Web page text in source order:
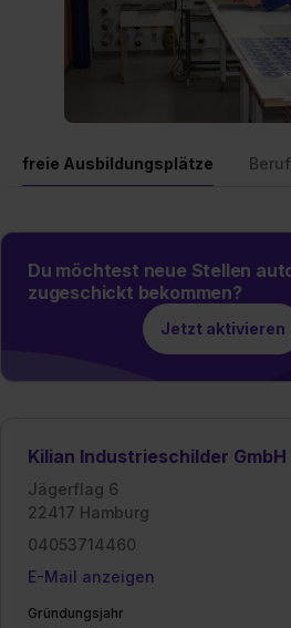
freie Ausbildungsplätze
Du möchtest neue Stellen
zugeschickt bekommen?
Jetzt aktivieren
Kilian Industrieschilder GmbH
Jägerflag 6
22417 Hamburg
04053714460
E-Mail anzeigen
Gründungsjahr